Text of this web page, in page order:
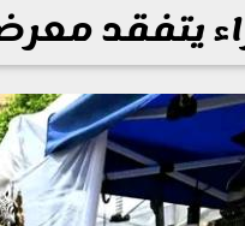
يتفقد